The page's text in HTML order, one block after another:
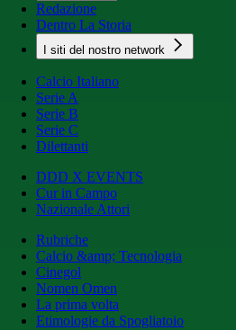
Redazione
Dentro La Storia
I siti del nostro network
Calcio Italiano
Serie A
Serie B
Serie C
Dilettanti
DDD X EVENTS
Cur in Campo
Nazionale Attori
Rubriche
Calcio &amp; Tecnologia
Cinegol
Nomen Omen
La prima volta
Etimologie da Spogliatoio